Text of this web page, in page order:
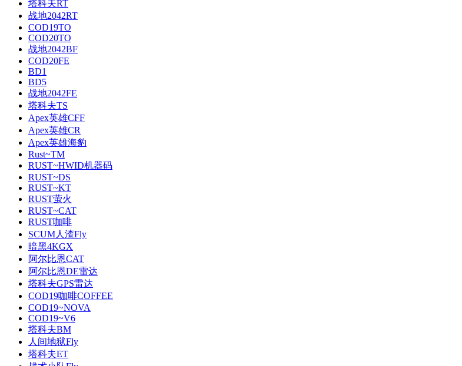
塔科夫RT
战地2042RT
COD19TO
COD20TO
战地2042BF
COD20FE
BD1
BD5
战地2042FE
塔科夫TS
Apex英雄CFF
Apex英雄CR
Apex英雄海豹
Rust~TM
RUST~HWID机器码
RUST~DS
RUST~KT
RUST萤火
RUST~CAT
RUST咖啡
SCUM人渣Fly
暗黑4KGX
阿尔比恩CAT
阿尔比恩DE雷达
塔科夫GPS雷达
COD19咖啡COFFEE
COD19~NOVA
COD19~V6
塔科夫BM
人间地狱Fly
塔科夫ET